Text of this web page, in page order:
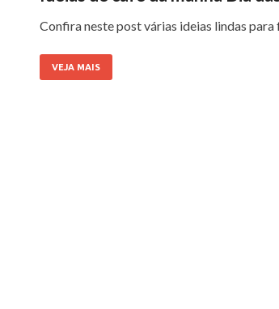
Confira neste post várias ideias lindas
VEJA MAIS